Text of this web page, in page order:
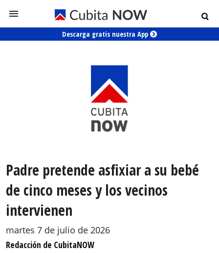
Descarga gratis nuestra App
Padre pretende asfixiar a su bebé
de cinco meses y los vecinos
intervienen
martes 7 de julio de 2026
Redacción de CubitaNOW